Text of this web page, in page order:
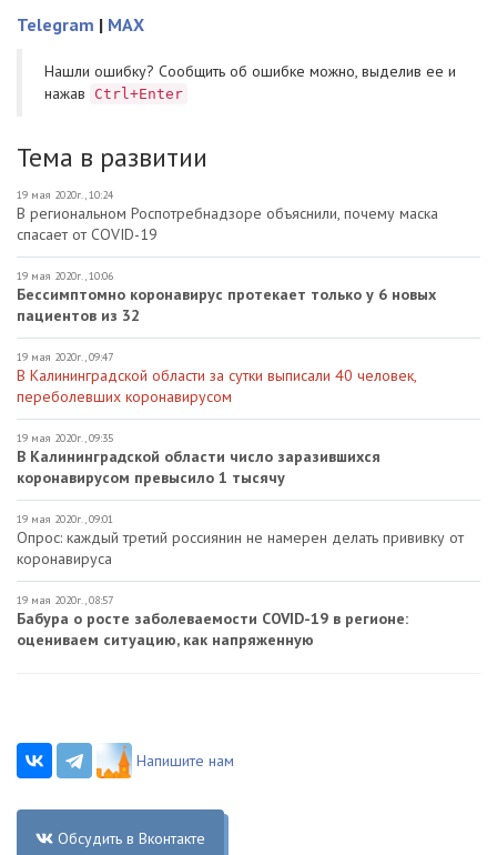
Telegram | MAX
Нашли ошибку? Cообщить об ошибке можно, выделив ее и
нажав
Ctrl+Enter
Тема в развитии
19 мая 2020г., 10:24
В региональном Роспотребнадзоре объяснили, почему маска
спасает от COVID-19
19 мая 2020г., 10:06
Бессимптомно коронавирус протекает только у 6 новых
пациентов из 32
19 мая 2020г., 09:47
В Калининградской области за сутки выписали 40 человек,
переболевших коронавирусом
19 мая 2020г., 09:35
В Калининградской области число заразившихся
коронавирусом превысило 1 тысячу
19 мая 2020г., 09:01
Опрос: каждый третий россиянин не намерен делать прививку от
коронавируса
19 мая 2020г., 08:57
Бабура о росте заболеваемости COVID-19 в регионе:
оцениваем ситуацию, как напряженную
Напишите нам
Обсудить в Вконтакте